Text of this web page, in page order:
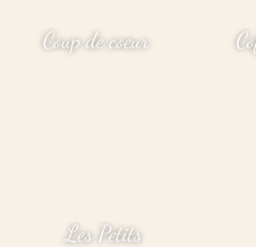
Coup de coeur
Les Petits